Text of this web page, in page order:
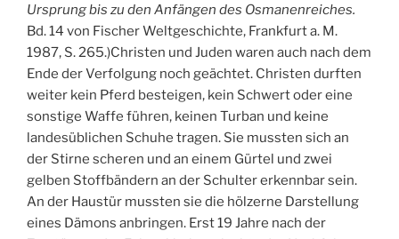
Ursprung bis zu den Anfängen des Osmanenreiches.
Bd. 14 von Fischer Weltgeschichte, Frankfurt a. M.
1987, S. 265.)Christen und Juden waren auch nach dem
Ende der Verfolgung noch geächtet. Christen durften
weiter kein Pferd besteigen, kein Schwert oder eine
sonstige Waffe führen, keinen Turban und keine
landesüblichen Schuhe tragen. Sie mussten sich an
der Stirne scheren und an einem Gürtel und zwei
gelben Stoffbändern an der Schulter erkennbar sein.
An der Haustür mussten sie die hölzerne Darstellung
eines Dämons anbringen. Erst 19 Jahre nach der